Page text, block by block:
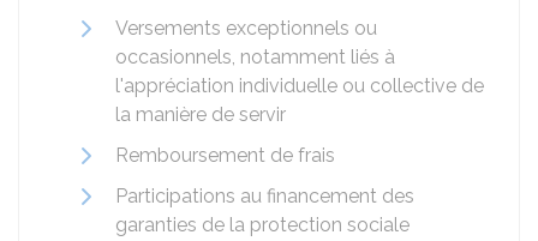
Versements exceptionnels ou
occasionnels, notamment liés à
l'appréciation individuelle ou collective de
la manière de servir
Remboursement de frais
Participations au financement des
garanties de la protection sociale